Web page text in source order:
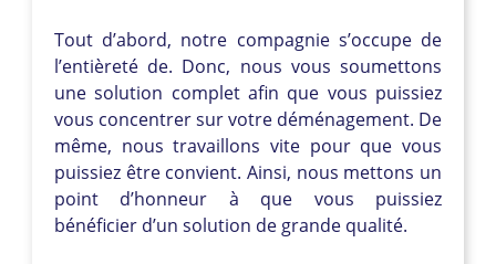
Tout d’abord, notre compagnie s’occupe de
l’entièreté de. Donc, nous vous soumettons
une solution complet afin que vous puissiez
vous concentrer sur votre déménagement. De
même, nous travaillons vite pour que vous
puissiez être convient. Ainsi, nous mettons un
point d’honneur à que vous puissiez
bénéficier d’un solution de grande qualité.